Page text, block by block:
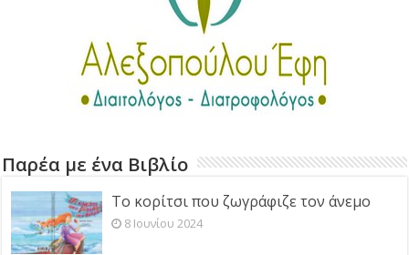
Παρέα με ένα Βιβλίο
Το κορίτσι που ζωγράφιζε τον άνεμο
8 Ιουνίου 2024